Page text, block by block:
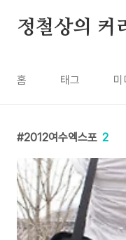
정철상의 커
홈 태그 미
2012여수엑스포 2